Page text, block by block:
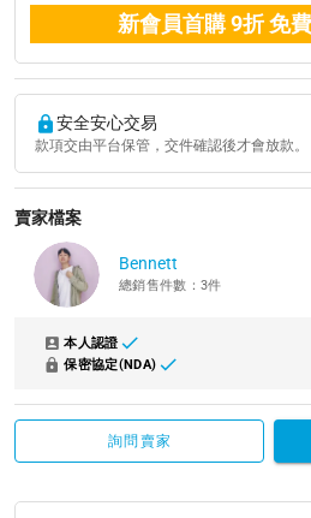
新會員首購 9折 免
安全安心交易
款項交由平台保管，交件確認後才會放款。
賣家檔案
Bennett
總銷售件數：3件
本人認證
保密協定(NDA)
詢問賣家